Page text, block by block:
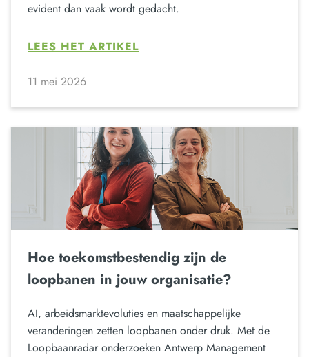
evident dan vaak wordt gedacht.
LEES HET ARTIKEL
11 mei 2026
Hoe toekomstbestendig zijn de
loopbanen in jouw organisatie?
AI, arbeidsmarktevoluties en maatschappelijke
veranderingen zetten loopbanen onder druk. Met de
Loopbaanradar onderzoeken Antwerp Management